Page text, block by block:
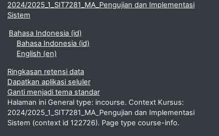
2024/2025_1_SIT7281_MA_Pengujian dan Implementasi
Sistem
Bahasa Indonesia ‎(id)‎
Bahasa Indonesia ‎(id)‎
English ‎(en)‎
Ringkasan retensi data
Dapatkan aplikasi seluler
Ganti menjadi tema standar
Halaman ini General type: incourse. Context Kursus:
2024/2025_1_SIT7281_MA_Pengujian dan Implementasi
Sistem (context id 122726). Page type course-info.